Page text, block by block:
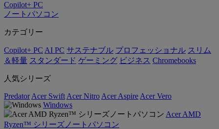
Copilot+ PC
ノートパソコン
カテゴリー
Copilot+ PC AI PC サステナブル プロフェッショナル スリム
＆軽量 スタンダード ゲーミング ビジネス Chromebooks
人気シリーズ
Predator Acer Swift Acer Nitro Acer Aspire Acer Vero
Windows
Acer AMD
Ryzen™ シリーズノートパソコン